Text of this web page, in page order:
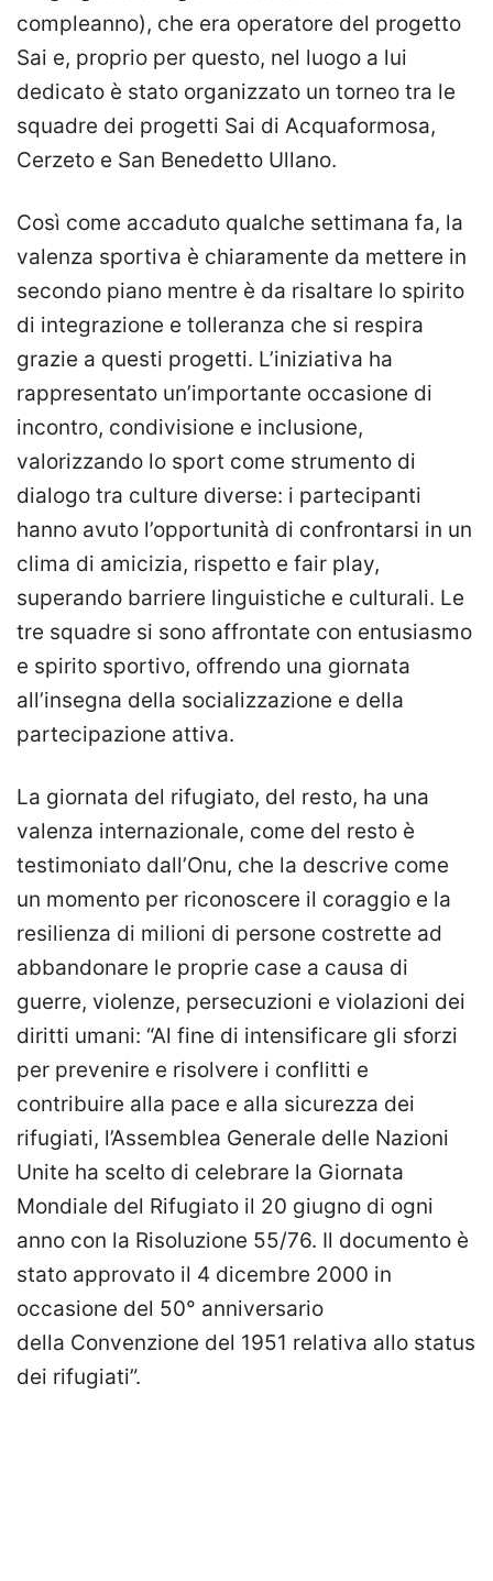
compleanno), che era operatore del progetto
Sai e, proprio per questo, nel luogo a lui
dedicato è stato organizzato un torneo tra le
squadre dei progetti Sai di Acquaformosa,
Cerzeto e San Benedetto Ullano.
Così come accaduto qualche settimana fa, la
valenza sportiva è chiaramente da mettere in
secondo piano mentre è da risaltare lo spirito
di integrazione e tolleranza che si respira
grazie a questi progetti. L’iniziativa ha
rappresentato un’importante occasione di
incontro, condivisione e inclusione,
valorizzando lo sport come strumento di
dialogo tra culture diverse: i partecipanti
hanno avuto l’opportunità di confrontarsi in un
clima di amicizia, rispetto e fair play,
superando barriere linguistiche e culturali. Le
tre squadre si sono affrontate con entusiasmo
e spirito sportivo, offrendo una giornata
all’insegna della socializzazione e della
partecipazione attiva.
La giornata del rifugiato, del resto, ha una
valenza internazionale, come del resto è
testimoniato dall’Onu, che la descrive come
un momento per riconoscere il coraggio e la
resilienza di milioni di persone costrette ad
abbandonare le proprie case a causa di
guerre, violenze, persecuzioni e violazioni dei
diritti umani: “Al fine di intensificare gli sforzi
per prevenire e risolvere i conflitti e
contribuire alla pace e alla sicurezza dei
rifugiati, l’Assemblea Generale delle Nazioni
Unite ha scelto di celebrare la Giornata
Mondiale del Rifugiato il 20 giugno di ogni
anno con la Risoluzione 55/76. Il documento è
stato approvato il 4 dicembre 2000 in
occasione del 50° anniversario
della Convenzione del 1951 relativa allo status
dei rifugiati”.